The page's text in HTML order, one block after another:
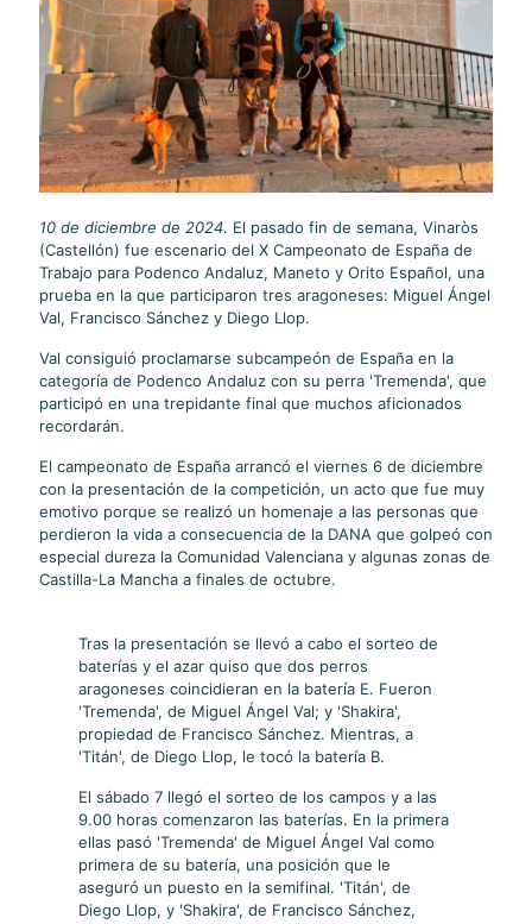
10 de diciembre de 2024. El pasado fin de semana, Vinaròs
(Castellón) fue escenario del X Campeonato de España de
Trabajo para Podenco Andaluz, Maneto y Orito Español, una
prueba en la que participaron tres aragoneses: Miguel Ángel
Val, Francisco Sánchez y Diego Llop.
Val consiguió proclamarse subcampeón de España en la
categoría de Podenco Andaluz con su perra 'Tremenda', que
participó en una trepidante final que muchos aficionados
recordarán.
El campeonato de España arrancó el viernes 6 de diciembre
con la presentación de la competición, un acto que fue muy
emotivo porque se realizó un homenaje a las personas que
perdieron la vida a consecuencia de la DANA que golpeó con
especial dureza la Comunidad Valenciana y algunas zonas de
Castilla-La Mancha a finales de octubre.
Tras la presentación se llevó a cabo el sorteo de
baterías y el azar quiso que dos perros
aragoneses coincidieran en la batería E. Fueron
'Tremenda', de Miguel Ángel Val; y 'Shakira',
propiedad de Francisco Sánchez. Mientras, a
'Titán', de Diego Llop, le tocó la batería B.
El sábado 7 llegó el sorteo de los campos y a las
9.00 horas comenzaron las baterías. En la primera
ellas pasó 'Tremenda' de Miguel Ángel Val como
primera de su batería, una posición que le
aseguró un puesto en la semifinal. 'Titán', de
Diego Llop, y 'Shakira', de Francisco Sánchez,